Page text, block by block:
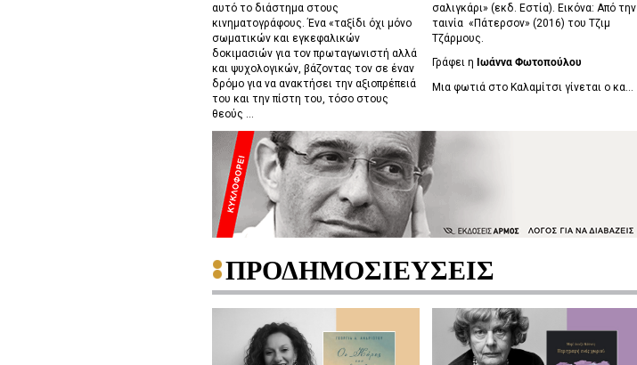
αυτό το διάστημα στους
κινηματογράφους. Ένα «ταξίδι όχι μόνο
σωματικών και εγκεφαλικών
δοκιμασιών για τον πρωταγωνιστή αλλά
και ψυχολογικών, βάζοντας τον σε έναν
δρόμο για να ανακτήσει την αξιοπρέπειά
του και την πίστη του, τόσο στους
θεούς ...
σαλιγκάρι» (εκδ. Εστία). Εικόνα: Από την
ταινία «Πάτερσον» (2016) του Τζιμ
Τζάρμους.
Γράφει η Ιωάννα Φωτοπούλου
Μια φωτιά στο Καλαμίτσι γίνεται ο κα...
ΠΡΟΔΗΜΟΣΙΕΥΣΕΙΣ